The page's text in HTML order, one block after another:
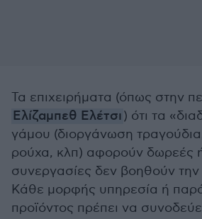
Τα επιχειρήματα (όπως στην
Ελίζαμπεθ Ελέτσι) ότι τα
γάμου (διοργάνωση
ρούχα, κλπ) αφορούν δωρεές ή
συνεργασίες δεν βοηθούν
Κάθε μορφής υπηρεσία ή
προϊόντος πρέπει να